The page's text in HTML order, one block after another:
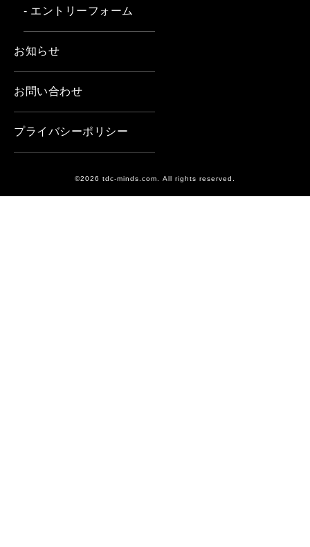
- エントリーフォーム
お知らせ
お問い合わせ
プライバシーポリシー
©2026 tdc-minds.com. All rights reserved.